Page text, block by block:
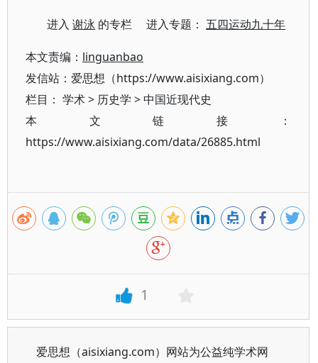
进入谢泳 的专栏 进入专题：五四运动九十年
本文责编： linguanbao
发信站：爱思想（https://www.aisixiang.com）
栏目： 学术> 历史学 >中国近现代史
本文链接：
https://www.aisixiang.com/data/26885.html
1
爱思想（aisixiang.com）网站为公益纯学术网